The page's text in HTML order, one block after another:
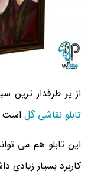
از پر طرفدار ترین
تابلو نقاشی گلاست.
این تابلو هم می
کاربرد بسیار زیادی